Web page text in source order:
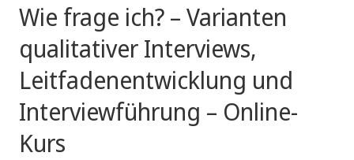
content
Wie frage ich? – Varianten
qualitativer Interviews,
Leitfadenentwicklung und
Interviewführung – Online-
Kurs